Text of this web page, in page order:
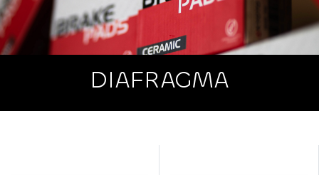
DIAFRAGMA